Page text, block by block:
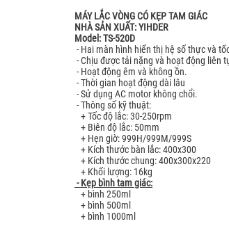
MÁY LẮC VÒNG CÓ KẸP TAM GIÁC
NHÀ SẢN XUẤT: YIHDER
Model: TS-520D
- Hai màn hình hiển thị hệ số thực và
- Chịu được tải nặng và hoạt động liên
- Hoạt động êm và không ồn.
- Thời gian hoạt động dài lâu
- Sử dụng AC motor không chổi.
- Thông số kỹ thuật:
+ Tốc độ lắc: 30-250rpm
+ Biên độ lắc: 50mm
+ Hẹn giờ: 999H/999M/999S
+ Kích thước bàn lắc: 400x300
+ Kích thước chung: 400x300x220
+ Khối lượng: 16kg
- Kẹp bình tam giác:
+ bình 250ml
+ bình 500ml
+ bình 1000ml